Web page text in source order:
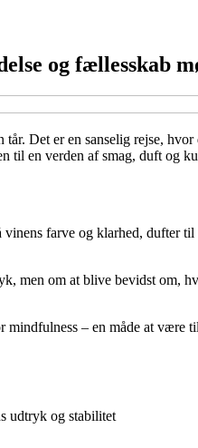
og fællesskab
Det er en sanselig rejse,
til en verden af smag, duft og
farve og klarhed, dufter
men om at blive bevidst
– en måde at være
udtryk og stabilitet